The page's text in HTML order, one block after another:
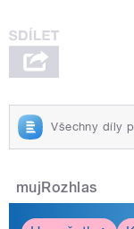
Všechny díly
mujRozhlas